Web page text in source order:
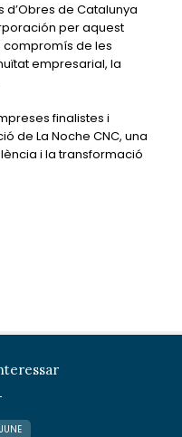
de Catalunya
per aquest
compromís de les
empresarial, la
finalistes i
de La Noche CNC, una
i la transformació